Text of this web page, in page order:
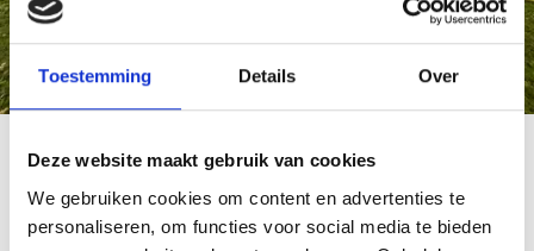
Toestemming Details Over
Deze website maakt gebruik van cookies
We gebruiken cookies om content en advertenties te
personaliseren, om functies voor social media te bieden
Coloron